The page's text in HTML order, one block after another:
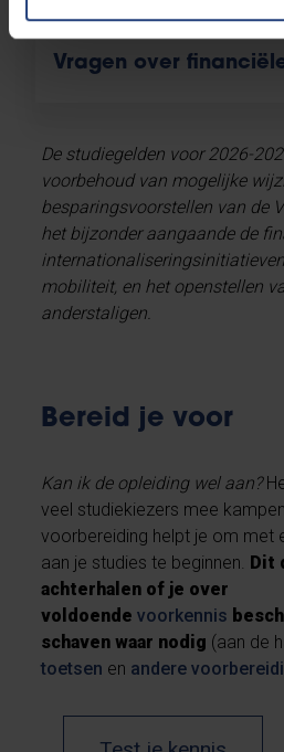
Vragen over
De studiegelden voor 2026-
voorbehoud van mogelijke
besparingsvoorstellen van de
het bijzonder aangaande de
mobiliteit, en het openstellen
anderstaligen.
Bereid je voor
Kan ik de opleiding wel aan?
veel studiekiezers mee
voorbereiding helpt je om met
aan je studies te beginnen. Dit
achterhalen of je over
voldoendevoorkennis
schaven waar nodig (aan de
toetsen en andere